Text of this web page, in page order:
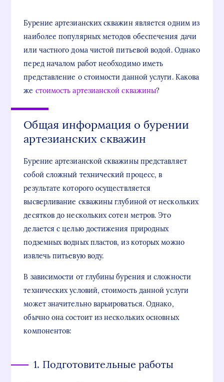
Бурение артезианских скважин является одним из
наиболее популярных методов обеспечения дачи
или частного дома чистой питьевой водой. Однако
перед началом работ необходимо иметь
представление о стоимости данной услуги. Какова
же стоимость артезианской скважины?
Общая информация о бурении
артезианских скважин
Бурение артезианской скважины представляет
собой сложный технический процесс, в
результате которого осуществляется
высверливание скважины глубиной от нескольких
десятков до нескольких сотен метров. Это
делается с целью достижения природных
подземных водных пластов, из которых можно
извлечь питьевую воду.
В зависимости от глубины бурения и сложности
технических условий, стоимость данной услуги
может значительно варьироваться. Однако,
обычно она состоит из нескольких основных
компонентов:
1. Подготовительные работы